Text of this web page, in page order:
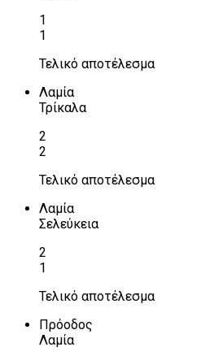
1
1
Τελικό αποτέλεσμα
Λαμία
Τρίκαλα
2
2
Τελικό αποτέλεσμα
Λαμία
Σελεύκεια
2
1
Τελικό αποτέλεσμα
Πρόοδος
Λαμία